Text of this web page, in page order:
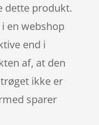
dette produkt.
en webshop
end i
af, at den
ikke er
sparer